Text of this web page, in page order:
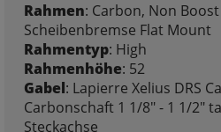
Rahmen: Carbon, Non
Scheibenbremse Flat Mount
Rahmentyp: High
Rahmenhöhe: 52
Gabel: Lapierre Xelius DRS
Carbonschaft 1 1/8" - 1 1/2"
Steckachse